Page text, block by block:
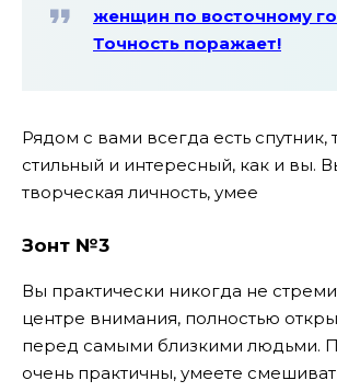
женщин по восточному
Точность поражает!
Рядом с вами всегда есть спутник,
стильный и интересный, как и вы.
творческая личность, умее
Зонт №3
Вы практически никогда не
центре внимания, полностью
перед самыми близкими людьми.
очень практичны, умеете